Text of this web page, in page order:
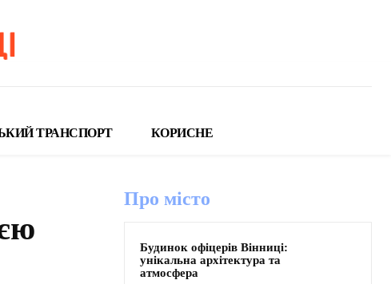
ТРАНСПОРТ КОРИСНЕ
Про місто
Будинок офіцерів Вінниці:
унікальна архітектура та
атмосфера